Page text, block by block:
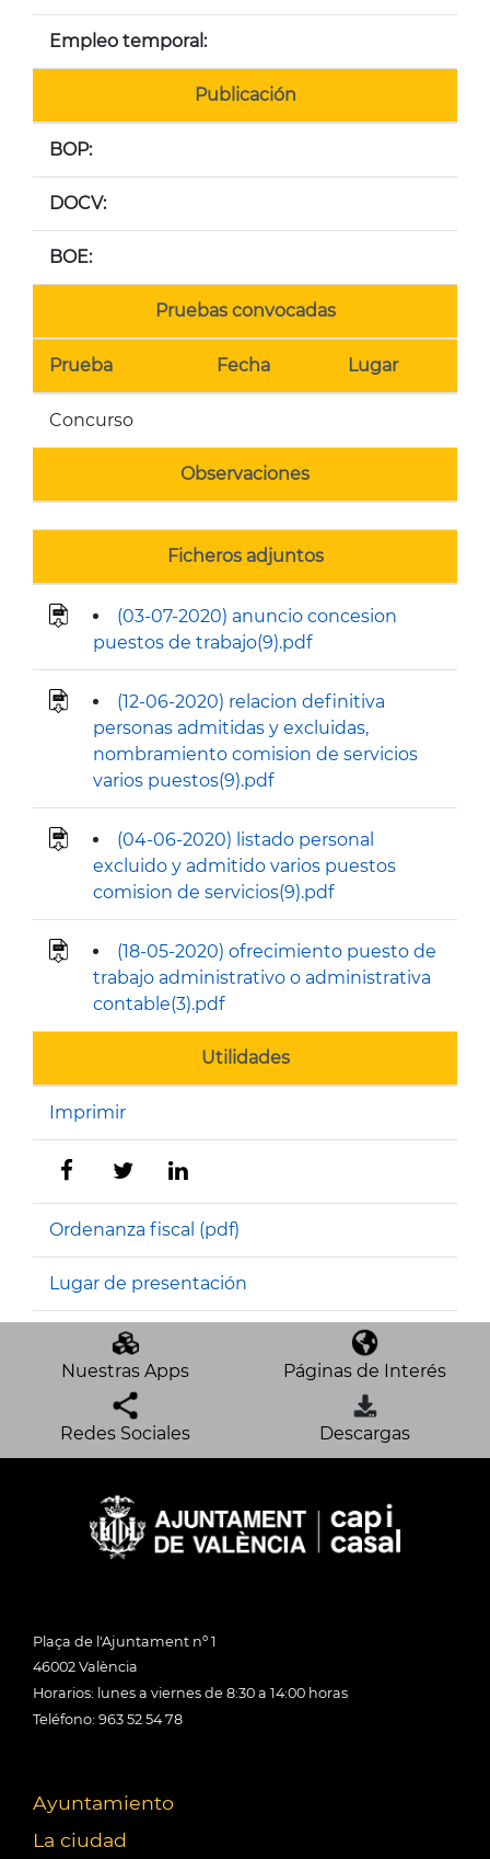
Empleo temporal:
Publicación
BOP:
DOCV:
BOE:
Pruebas convocadas
Prueba Fecha Lugar
Concurso
Observaciones
Ficheros adjuntos
(03-07-2020) anuncio concesion
puestos de trabajo(9).pdf
(12-06-2020) relacion definitiva
personas admitidas y excluidas,
nombramiento comision de servicios
varios puestos(9).pdf
(04-06-2020) listado personal
excluido y admitido varios puestos
comision de servicios(9).pdf
(18-05-2020) ofrecimiento puesto de
trabajo administrativo o administrativa
contable(3).pdf
Utilidades
Imprimir
Ordenanza fiscal (pdf)
Lugar de presentación
Nuestras Apps Páginas de Interés
Redes Sociales Descargas
Plaça de l'Ajuntament nº 1
46002 València
Horarios: lunes a viernes de 8:30 a 14:00 horas
Teléfono: 963 52 54 78
Ayuntamiento
La ciudad